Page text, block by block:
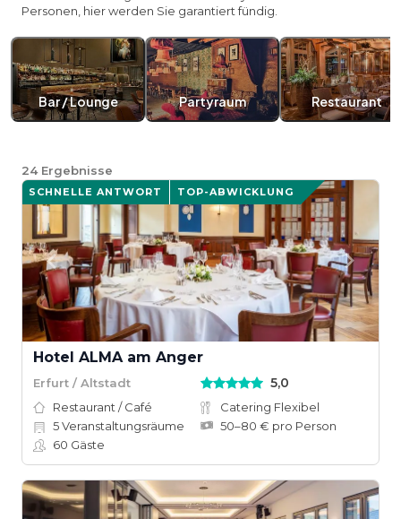
Personen, hier werden Sie garantiert fündig.
Bar / Lounge Partyraum Restaurant
24 Ergebnisse
SCHNELLE ANTWORT TOP-ABWICKLUNG
Hotel ALMA am Anger
Erfurt / Altstadt 5,0
Restaurant / Café
Catering Flexibel
5Veranstaltungsräume
50–80 € pro Person
60 Gäste